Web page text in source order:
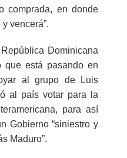
comprada, en donde
vencerá”.
Dominicana
está pasando en
al grupo de Luis
al país votar para la
para así
Gobierno “siniestro y
Maduro”.